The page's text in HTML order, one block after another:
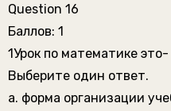
Question 16
Баллов: 1
1Урок по математике это-
Выберите один ответ.
a. форма организации